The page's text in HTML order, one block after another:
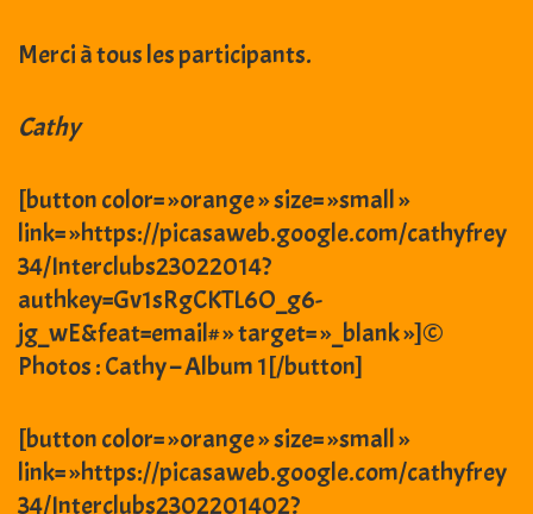
Merci à tous les participants.
Cathy
[button color= »orange » size= »small »
link= »https://picasaweb.google.com/cathyfrey
34/Interclubs23022014?
authkey=Gv1sRgCKTL6O_g6-
jg_wE&feat=email# » target= »_blank »]©
Photos : Cathy – Album 1[/button]
[button color= »orange » size= »small »
link= »https://picasaweb.google.com/cathyfrey
34/Interclubs2302201402?